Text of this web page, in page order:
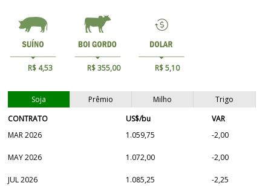
R$ 4,53 R$ 355,00 R$ 5,10
Soja Prêmio Milho
Trigo
CONTRATO
US$/bu
VAR
MAR 2026
1.059,75 -2,00
MAY 2026 1.072,00 -2,00
JUL 2026 1.085,25 -2,25